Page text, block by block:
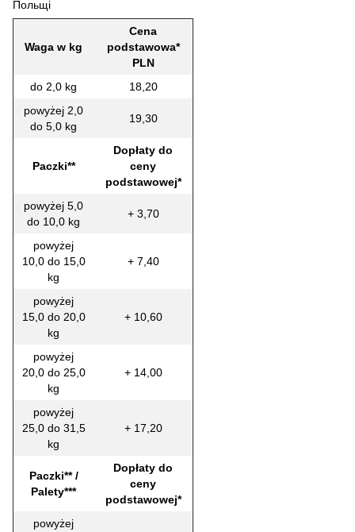
Польщі
Waga w kg
Cena
podstawowa*
PLN
do 2,0 kg
18,20
powyżej 2,0
do 5,0 kg
19,30
Paczki**
Dopłaty do
ceny
podstawowej*
powyżej 5,0
do 10,0 kg
+ 3,70
powyżej
10,0 do 15,0
kg
+ 7,40
powyżej
15,0 do 20,0
kg
+ 10,60
powyżej
20,0 do 25,0
kg
+ 14,00
powyżej
25,0 do 31,5
kg
+ 17,20
Paczki** /
Palety***
Dopłaty do
ceny
podstawowej*
powyżej